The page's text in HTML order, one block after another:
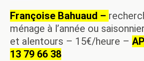
Françoise Bahuaud –
ménage à l’année ou
et alentours – 15€/heure –
13 79 66 38